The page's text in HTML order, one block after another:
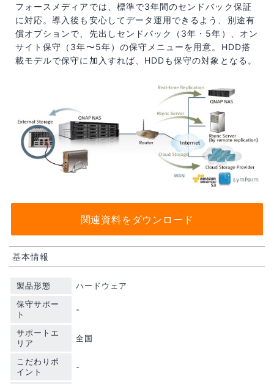
フォースメディアでは、標準で3年間のセンドバック保証
に対応。導入後も安心してデータ運用できるよう、別途有
償オプションで、先出しセンドバック（3年・5年）、オン
サイト保守（3年〜5年）の保守メニューを用意。HDD搭
載モデルで保守に加入すれば、HDDも保守の対象となる。
関連資料をダウンロード
基本情報
製品形態
ハードウェア
保守サポー
ト
-
サポートエ
リア
全国
こだわりポ
イント
-